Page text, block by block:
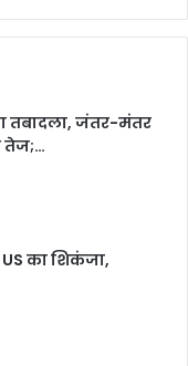
तबादला, जंतर-मंतर
तेज;…
का शिकंजा,